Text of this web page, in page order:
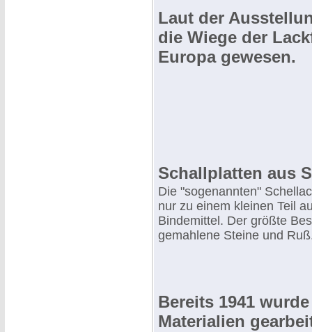
Laut der
die Wiege der
Europa gewesen.
Schallplatten aus
Die "sogenannten"
nur zu einem kleinen Teil
Bindemittel. Der größte
gemahlene Steine und
Bereits 1941
Materialien